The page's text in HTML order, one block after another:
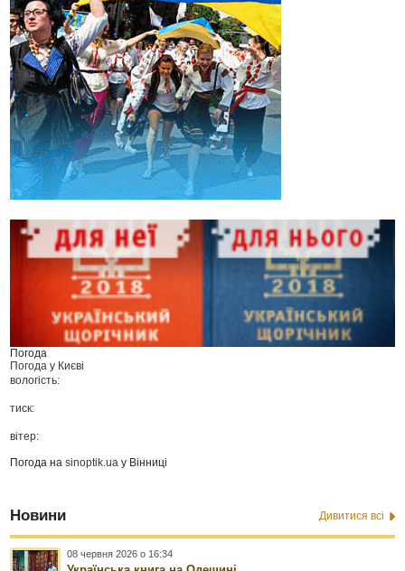
Погода
Погода у Києві
вологість:
тиск:
вітер:
Погода наsinoptik.ua у Вінниці
Новини Дивитися всі
08 червня 2026 о 16:34